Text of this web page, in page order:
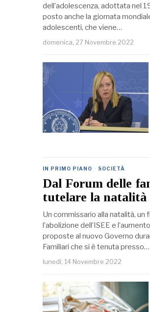
dell’adolescenza, adottata nel
posto anche la giornata
adolescenti, che viene…
domenica, 27 Novembre 2022
IN PRIMO PIANO · SOCIETÀ
Dal Forum delle
tutelare la natalità
Un commissario alla natalità,
l’abolizione dell’ISEE e
proposte al nuovo Governo
Familiari che si è tenuta presso…
lunedì, 14 Novembre 2022